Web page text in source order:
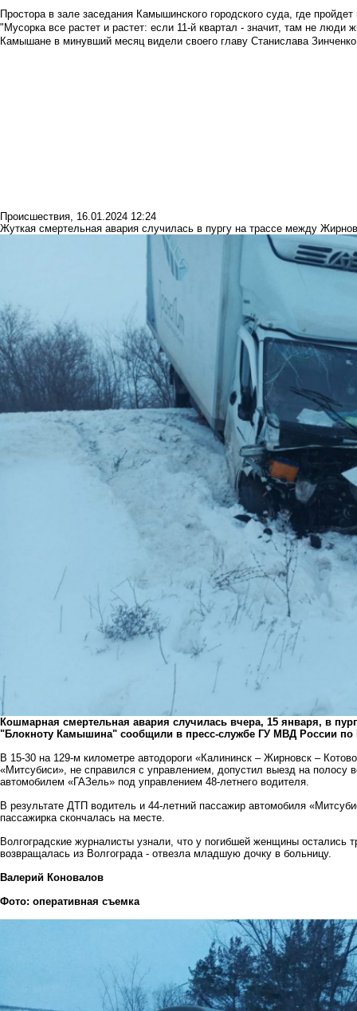
Простора в зале заседания Камышинского городского суда, где
"Мусорка все растет и растет: если 11-й квартал - значит, там не люди
Камышане в минувший месяц видели своего главу Станислава Зинченко
Происшествия, 16.01.2024 12:24
Жуткая смертельная авария случилась в пургу на трассе между
Кошмарная смертельная авария случилась вчера, 15 января, в
"Блокноту Камышина" сообщили в пресс-службе ГУ МВД России по
В 15-30 на 129-м километре автодороги «Калининск – Жирновск –
«Митсубиси», не справился с управлением, допустил выезд на полосу
автомобилем «ГАЗель» под управлением 48-летнего водителя.
В результате ДТП водитель и 44-летний пассажир автомобиля
пассажирка скончалась на месте.
Волгоградские журналисты узнали, что у погибшей женщины остались
возвращалась из Волгограда - отвезла младшую дочку в больницу.
Валерий Коновалов
Фото: оперативная съемка